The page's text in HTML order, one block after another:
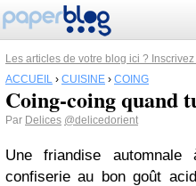
Les articles de votre blog ici ?
ACCUEIL › CUISINE › COING
Coing-coing quand
Par Delices @delicedorient
Une friandise
confiserie au bon goût